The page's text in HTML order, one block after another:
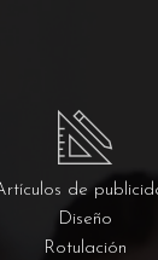
de
Diseño
Rotulación